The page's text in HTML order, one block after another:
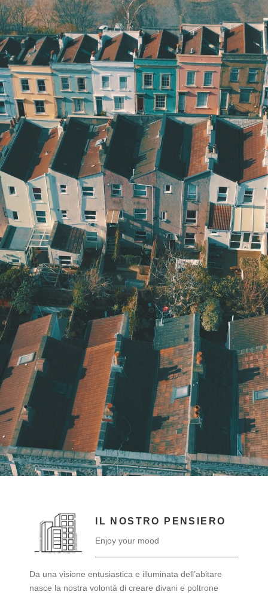
IL NOSTRO PENSIERO
Enjoy your mood
Da una visione entusiastica e illuminata dell’abitare
nasce la nostra volontà di creare divani e poltrone